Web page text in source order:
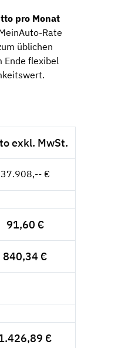
pro Monat
Rate
üblichen
Ende flexibel
exkl. MwSt.
37.908,-- €
91,60 €
840,34 €
€